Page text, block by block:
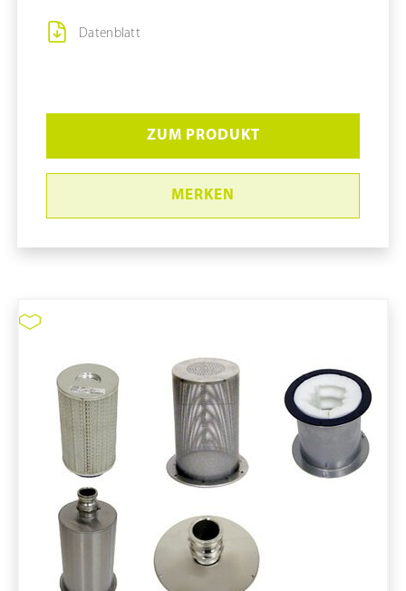
Datenblatt
ZUM PRODUKT
MERKEN
pure11 Nr.: 1111103, Marke: Tiger-Vac
Größe STK
Material
Marke: Tiger-Vac
DUAL-ULPAFilter